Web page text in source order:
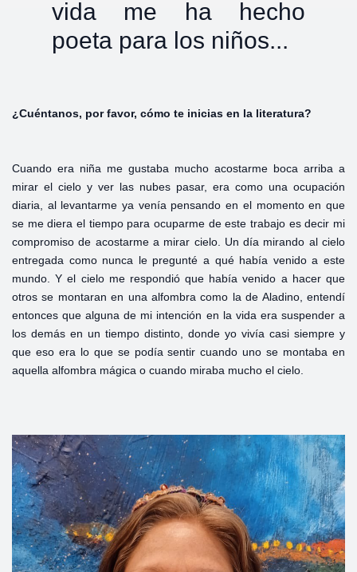
vida me ha hecho
poeta para los niños...
¿Cuéntanos, por favor, cómo te inicias en la literatura?
Cuando era niña me gustaba mucho acostarme boca arriba a
mirar el cielo y ver las nubes pasar, era como una ocupación
diaria, al levantarme ya venía pensando en el momento en que
se me diera el tiempo para ocuparme de este trabajo es decir mi
compromiso de acostarme a mirar cielo. Un día mirando al cielo
entregada como nunca le pregunté a qué había venido a este
mundo. Y el cielo me respondió que había venido a hacer que
otros se montaran en una alfombra como la de Aladino, entendí
entonces que alguna de mi intención en la vida era suspender a
los demás en un tiempo distinto, donde yo vivía casi siempre y
que eso era lo que se podía sentir cuando uno se montaba en
aquella alfombra mágica o cuando miraba mucho el cielo.